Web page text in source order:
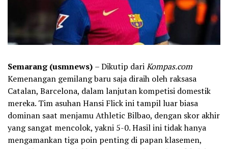
Semarang (usmnews) – Dikutip dariKompas.com
Kemenangan gemilang baru saja diraih oleh raksasa
Catalan, Barcelona, dalam lanjutan kompetisi domestik
mereka. Tim asuhan Hansi Flick ini tampil luar biasa
dominan saat menjamu Athletic Bilbao, dengan skor akhir
yang sangat mencolok, yakni 5-0. Hasil ini tidak hanya
mengamankan tiga poin penting di papan klasemen,